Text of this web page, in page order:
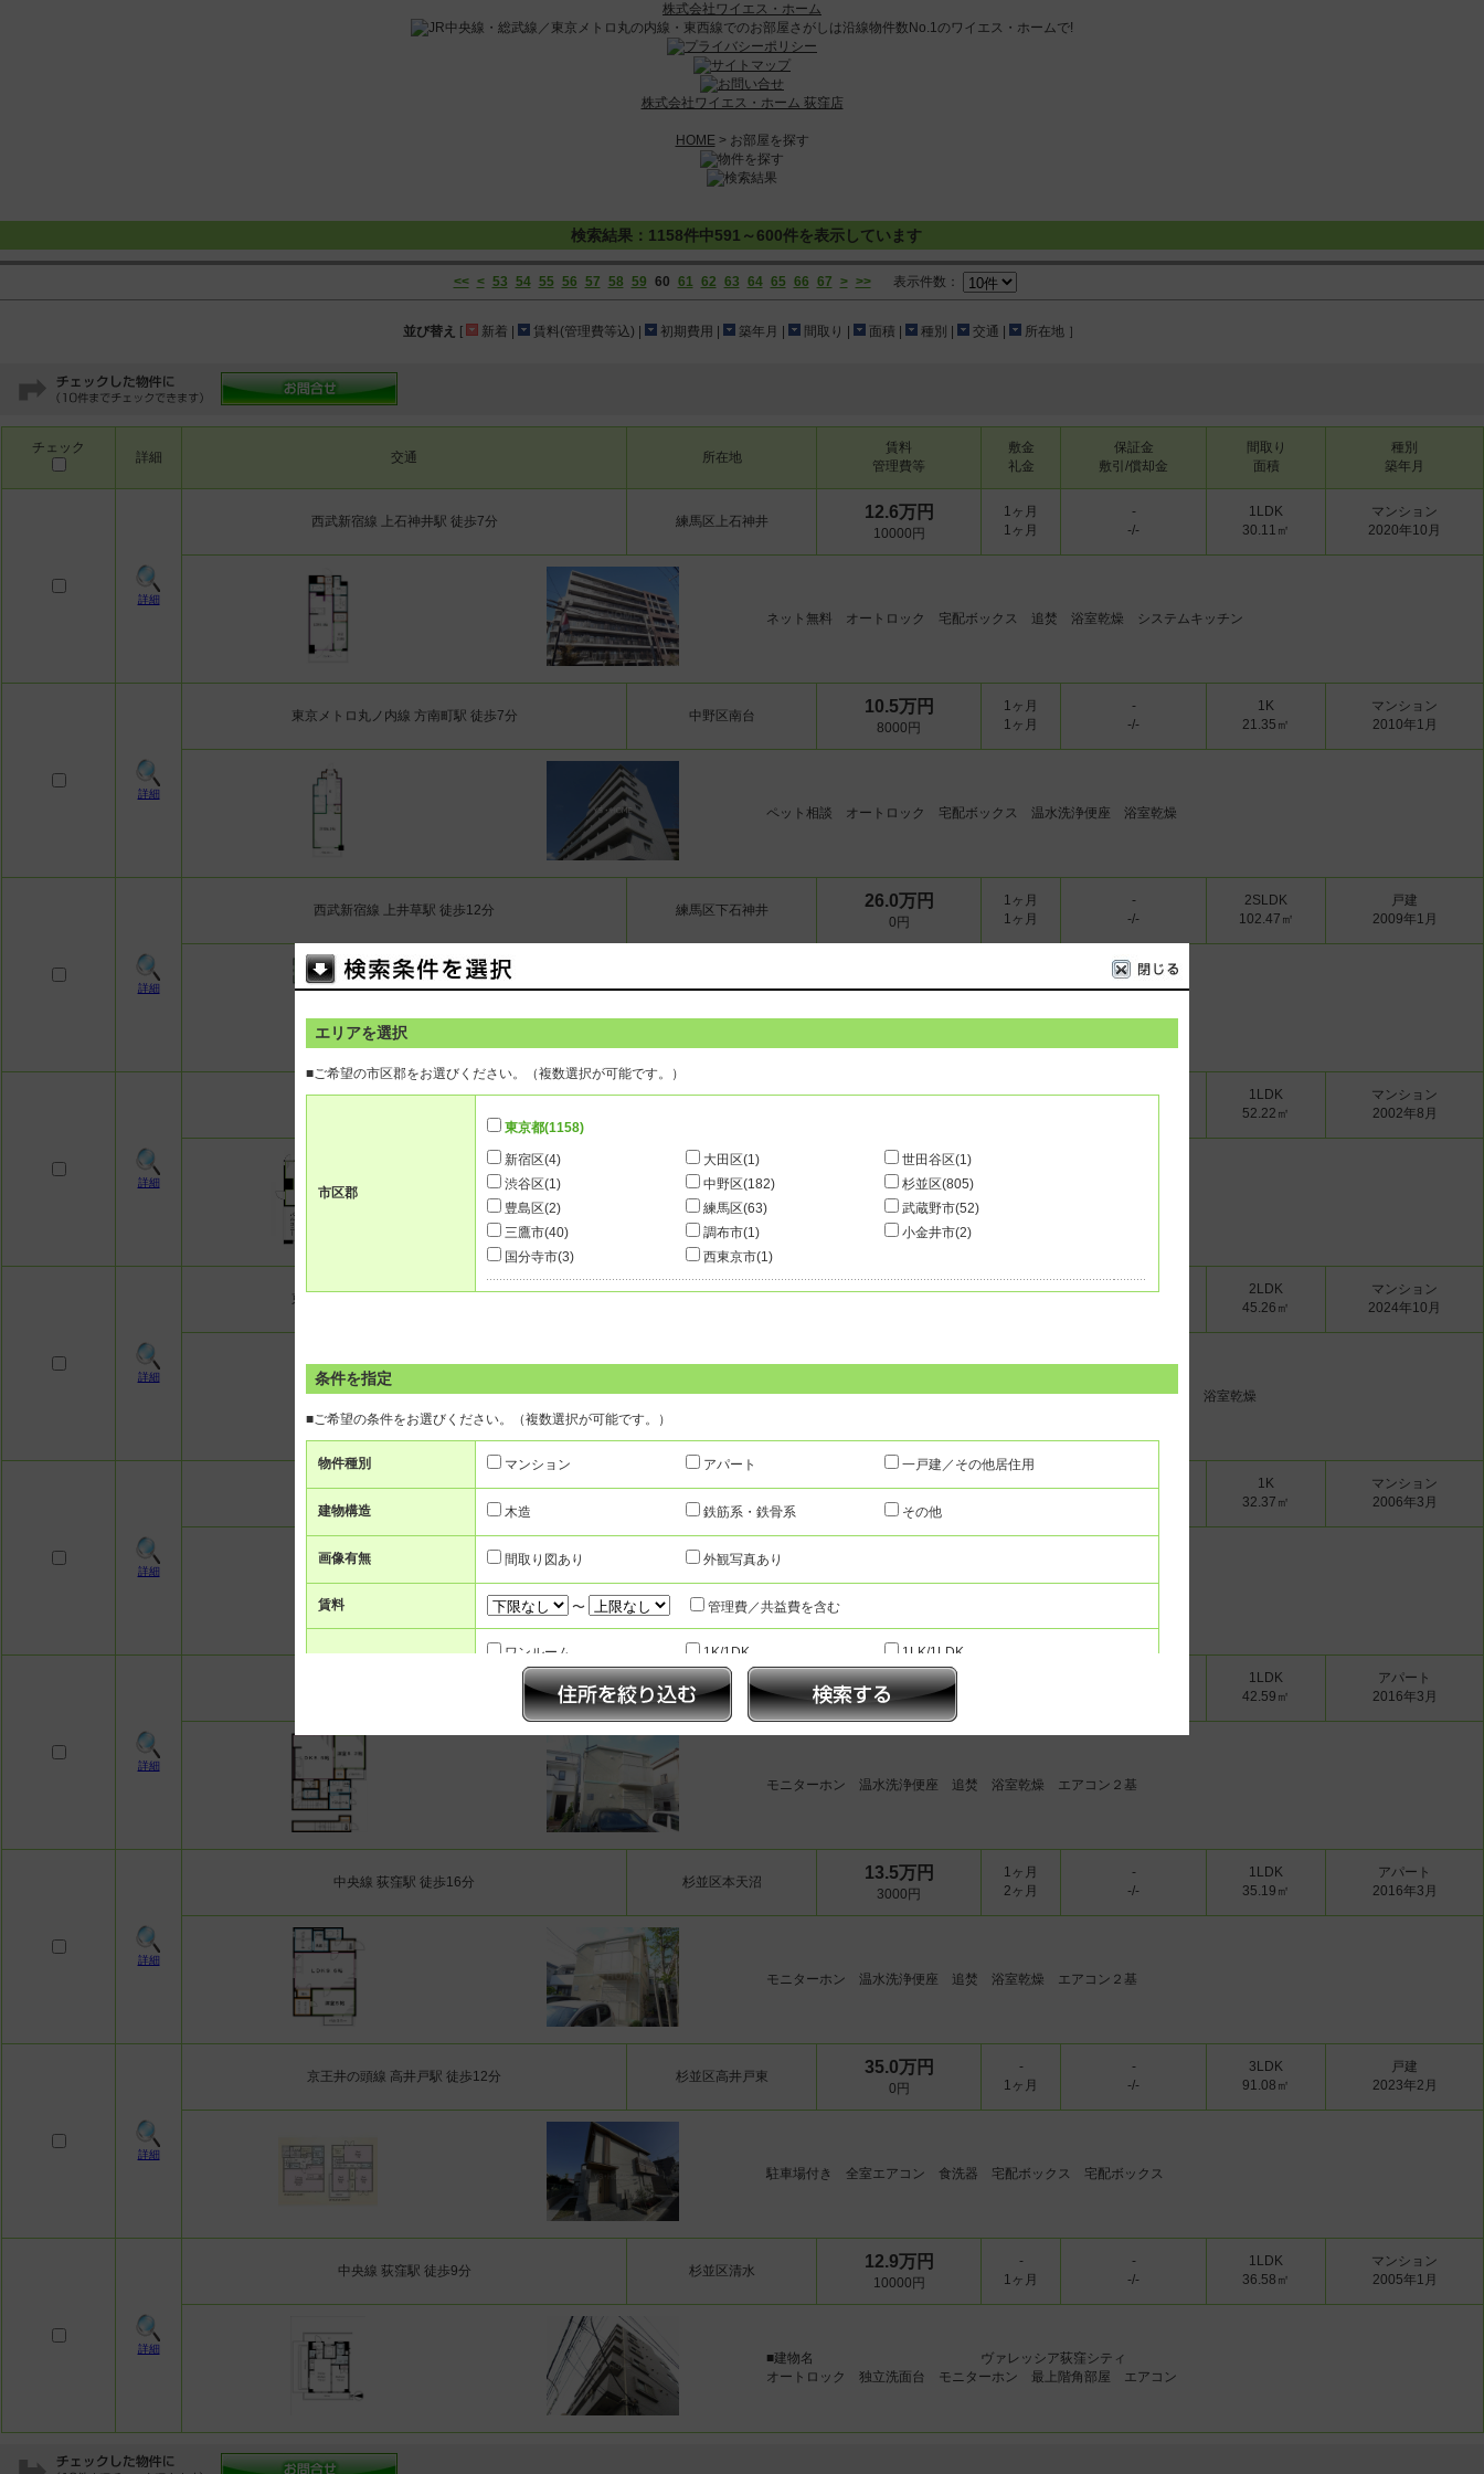
エリアを選択
■ご希望の市区郡をお選びください。（複数選択が可能です。）
市区郡
東京都(1158)
新宿区(4) 大田区(1) 世田谷区(1)
渋谷区(1) 中野区(182) 杉並区(805)
豊島区(2) 練馬区(63) 武蔵野市(52)
三鷹市(40) 調布市(1) 小金井市(2)
国分寺市(3) 西東京市(1)
条件を指定
■ご希望の条件をお選びください。（複数選択が可能です。）
物件種別 マンション アパート 一戸建／その他居住用
建物構造 木造 鉄筋系・鉄骨系 その他
画像有無 間取り図あり 外観写真あり
賃料 〜 管理費／共益費を含む
ワンルーム 1K/1DK
1LK/1LDK
2K/2DK
2LK/2LDK
3K/3DK
3LK/3LDK
4K/4DK 4LK/4LDK以上
面積 〜
駅徒歩 1分以内 5分以内 10分以内 15分以内 指定なし
築年数 3年以内 5年以内
追い焚き機能
温水洗浄便座
位置・フロア
2階以上
入居条件
フリーレント
キッチン
ガスコンロ
カウンターキッチン
バス・トイレ・洗面
バス・トイレ別
空調・光熱
オール電化
株式会社ワイエス・ホーム
株式会社ワイエス・ホーム 荻窪店
HOME> お部屋を探す
検索結果：1158件中591～600件を表示しています
<< < 53 54 55 56 57 58 59 60 61 62 63 64 65 66 67 > >> 表示件数：
並び替え [ 新着 | 賃料(管理費等込) | 初期費用 | 築年月 | 間取り | 面積 | 種別 | 交通 | 所在地 ］
チェック
詳細 交通 所在地
賃料
管理費等
敷金
礼金
保証金
敷引/償却金
間取り
面積
種別
築年月
詳細
西武新宿線 上石神井駅 徒歩7分 練馬区上石神井 12.6万円
10000円
1ヶ月
1ヶ月
-
-/-
1LDK
30.11㎡
マンション
2020年10月
ネット無料 オートロック 宅配ボックス 追焚 浴室乾燥 システムキッチン
詳細
東京メトロ丸ノ内線 方南町駅 徒歩7分 中野区南台 10.5万円
8000円
1ヶ月
1ヶ月
-
-/-
1K
21.35㎡
マンション
2010年1月
ペット相談 オートロック 宅配ボックス 温水洗浄便座 浴室乾燥
詳細
西武新宿線 上井草駅 徒歩12分 練馬区下石神井 26.0万円
0円
1ヶ月
1ヶ月
-
-/-
2SLDK
102.47㎡
戸建
2009年1月
駐車場付き戸建 追い炊き 浴室乾燥 カウンターキッチン
詳細
19.27万円
1ヶ月
-
1LDK
52.22㎡
マンション
2002年8月
オートロック エレベーター 宅配ボックス 独立洗面台
詳細
東京メトロ丸ノ内線 方南町駅 徒歩6分 21.0万円
1ヶ月
-
2LDK
45.26㎡
マンション
2024年10月
築浅 フリーレント ペット相談 オートロック 宅配ボックス 追焚 浴室乾燥
詳細
中央線 荻窪駅 徒歩5分 杉並区南荻窪 11.0万円
5000円
1K
32.37㎡
マンション
2006年3月
■建物名
キューベックス・ワイズ
オートロック 独立洗面台 角部屋 システムキッチン エアコン
詳細
杉並区本天沼 14.0万円
3000円
1LDK
42.59㎡
アパート
2016年3月
モニターホン 温水洗浄便座 追焚 浴室乾燥 エアコン２基
詳細
中央線 荻窪駅 徒歩16分 杉並区本天沼 13.5万円
3000円
1ヶ月
2ヶ月
-
-/-
1LDK
35.19㎡
アパート
2016年3月
モニターホン 温水洗浄便座 追焚 浴室乾燥 エアコン２基
詳細
京王井の頭線 高井戸駅 徒歩12分 杉並区高井戸東 35.0万円
0円
-
1ヶ月
-
-/-
3LDK
91.08㎡
戸建
2023年2月
駐車場付き 全室エアコン 食洗器 宅配ボックス 宅配ボックス
詳細
中央線 荻窪駅 徒歩9分 杉並区清水 12.9万円
10000円
-
1ヶ月
-
-/-
1LDK
36.58㎡
マンション
2005年1月
■建物名
ヴァレッシア荻窪シティ
オートロック 独立洗面台 モニターホン 最上階角部屋 エアコン